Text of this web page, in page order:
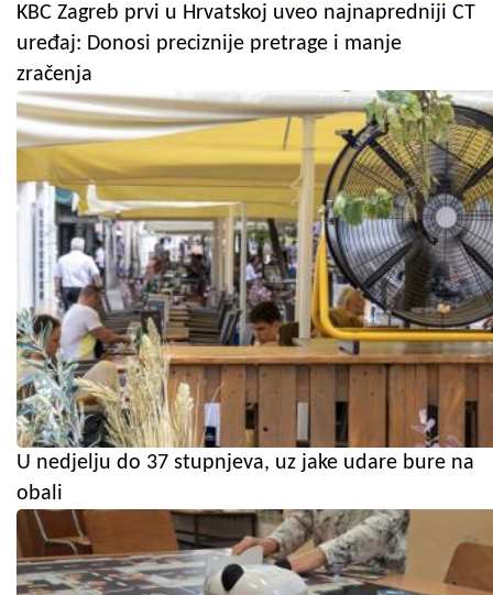
KBC Zagreb prvi u Hrvatskoj uveo najnapredniji CT
uređaj: Donosi preciznije pretrage i manje
zračenja
U nedjelju do 37 stupnjeva, uz jake udare bure na
obali